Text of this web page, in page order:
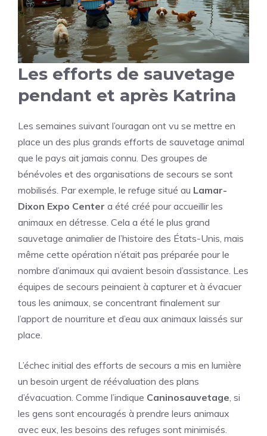
Les efforts de sauvetage
pendant et après Katrina
Les semaines suivant l’ouragan ont vu se mettre en
place un des plus grands efforts de sauvetage animal
que le pays ait jamais connu. Des groupes de
bénévoles et des organisations de secours se sont
mobilisés. Par exemple, le refuge situé au Lamar-
Dixon Expo Center a été créé pour accueillir les
animaux en détresse. Cela a été le plus grand
sauvetage animalier de l’histoire des États-Unis, mais
même cette opération n’était pas préparée pour le
nombre d’animaux qui avaient besoin d’assistance. Les
équipes de secours peinaient à capturer et à évacuer
tous les animaux, se concentrant finalement sur
l’apport de nourriture et d’eau aux animaux laissés sur
place.
L’échec initial des efforts de secours a mis en lumière
un besoin urgent de réévaluation des plans
d’évacuation. Comme l’indique Caninosauvetage , si
les gens sont encouragés à prendre leurs animaux
avec eux, les besoins des refuges sont minimisés.